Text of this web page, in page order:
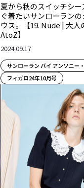
夏から秋のスイッチシ
ぐ着たいサンローラン
ウス。【19. Nude | 大人
AtoZ】
2024.09.17
サンローラン バイ アンソニー
フィガロ24年10月号